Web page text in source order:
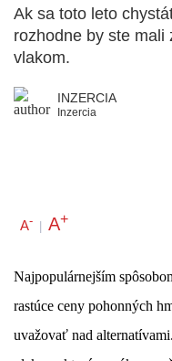
Ak sa toto leto
rozhodne by ste
vlakom.
INZERCIA
Inzercia
A- | A+
Najpopulárnejším
rastúce ceny pohonných
uvažovať nad